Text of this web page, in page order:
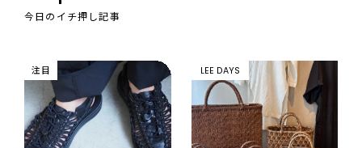
今日のイチ押し記事
注目 LEE DAYS